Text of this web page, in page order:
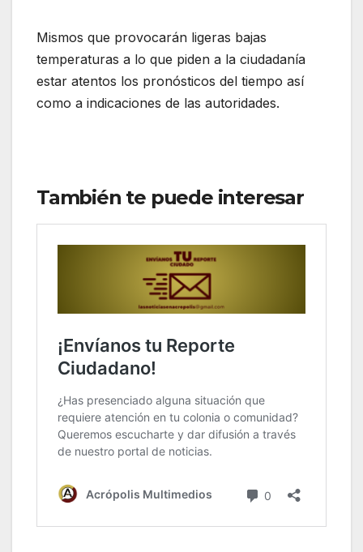
Mismos que provocarán ligeras bajas
temperaturas a lo que piden a la ciudadanía
estar atentos los pronósticos del tiempo así
como a indicaciones de las autoridades.
También te puede interesar